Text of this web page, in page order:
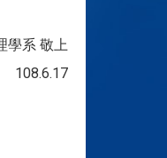
學系 敬上
108.6.17